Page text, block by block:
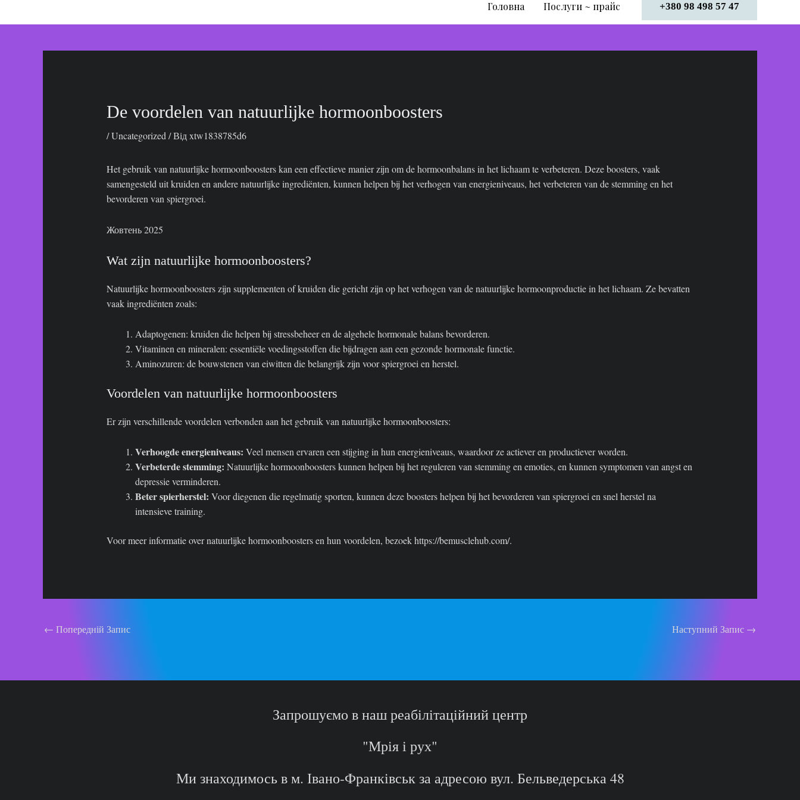
вмісту
Головна Послуги ~ прайс +380 98 498 57 47
De voordelen van natuurlijke hormoonboosters
/Uncategorized/ Відxtw1838785d6
Het gebruik van natuurlijke hormoonboosters kan een effectieve manier zijn om de hormoonbalans in het lichaam te verbeteren. Deze boosters, vaak
samengesteld uit kruiden en andere natuurlijke ingrediënten, kunnen helpen bij het verhogen van energieniveaus, het verbeteren van de stemming en het
bevorderen van spiergroei.
Жовтень 2025
Wat zijn natuurlijke hormoonboosters?
Natuurlijke hormoonboosters zijn supplementen of kruiden die gericht zijn op het verhogen van de natuurlijke hormoonproductie in het lichaam. Ze bevatten
vaak ingrediënten zoals:
Adaptogenen: kruiden die helpen bij stressbeheer en de algehele hormonale balans bevorderen.
Vitaminen en mineralen: essentiële voedingsstoffen die bijdragen aan een gezonde hormonale functie.
Aminozuren: de bouwstenen van eiwitten die belangrijk zijn voor spiergroei en herstel.
Voordelen van natuurlijke hormoonboosters
Er zijn verschillende voordelen verbonden aan het gebruik van natuurlijke hormoonboosters:
Verhoogde energieniveaus: Veel mensen ervaren een stijging in hun energieniveaus, waardoor ze actiever en productiever worden.
Verbeterde stemming: Natuurlijke hormoonboosters kunnen helpen bij het reguleren van stemming en emoties, en kunnen symptomen van angst en
depressie verminderen.
Beter spierherstel: Voor diegenen die regelmatig sporten, kunnen deze boosters helpen bij het bevorderen van spiergroei en snel herstel na
intensieve training.
Voor meer informatie over natuurlijke hormoonboosters en hun voordelen, bezoekhttps://bemusclehub.com/.
Навігація
← Попередній Запис Наступний Запис →
Запрошуємо в наш реабілітаційний центр
"Мрія і рух"
Ми знаходимось в м. Івано-Франківськ за адресою вул. Бельведерська 48